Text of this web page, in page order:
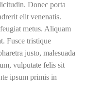
Donec porta
elit venenatis.
metus. Aliquam
Fusce tristique
justo, malesuada
vulputate felis sit
ipsum primis in